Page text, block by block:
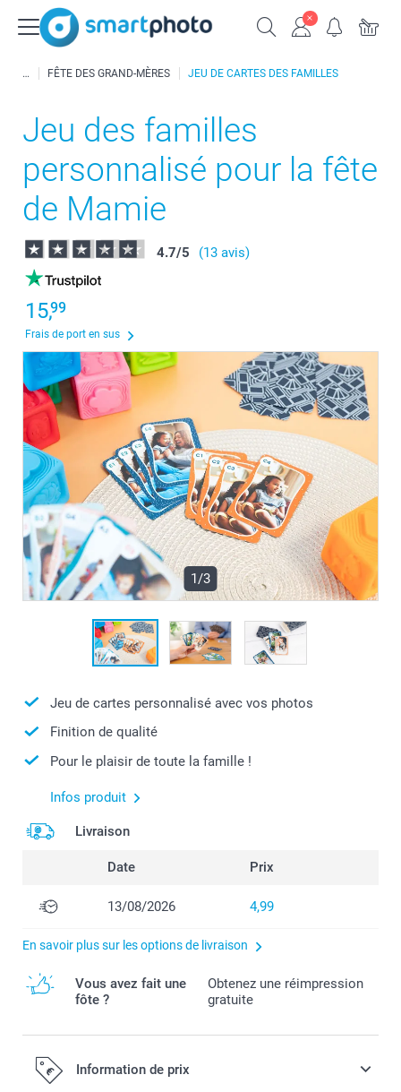
FÊTE DES GRAND-MÈRES JEU DE CARTES DES FAMILLES
Jeu des familles
personnalisé pour la fête
de Mamie
4.7/5 (13 avis)
15,99
Frais de port en sus
1/3
Jeu de cartes personnalisé avec vos photos
Finition de qualité
Pour le plaisir de toute la famille !
Infos produit
Livraison
Date Prix
13/08/2026 4,99
En savoir plus sur les options de livraison
Vous avez fait une
fôte ?
Obtenez une réimpression
gratuite
Information de prix